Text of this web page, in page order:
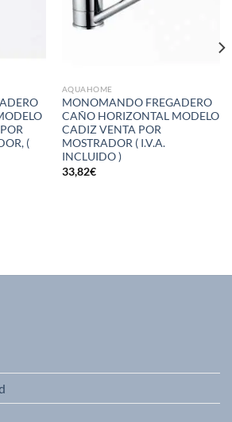
(
AQUAHOME
MONOMANDO FREGADERO
CAÑO HORIZONTAL MODELO
CADIZ VENTA POR
MOSTRADOR ( I.V.A.
INCLUIDO )
33,82€